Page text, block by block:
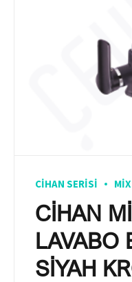
CIHAN SERISI
CİHAN
LAVABO
SİYAH